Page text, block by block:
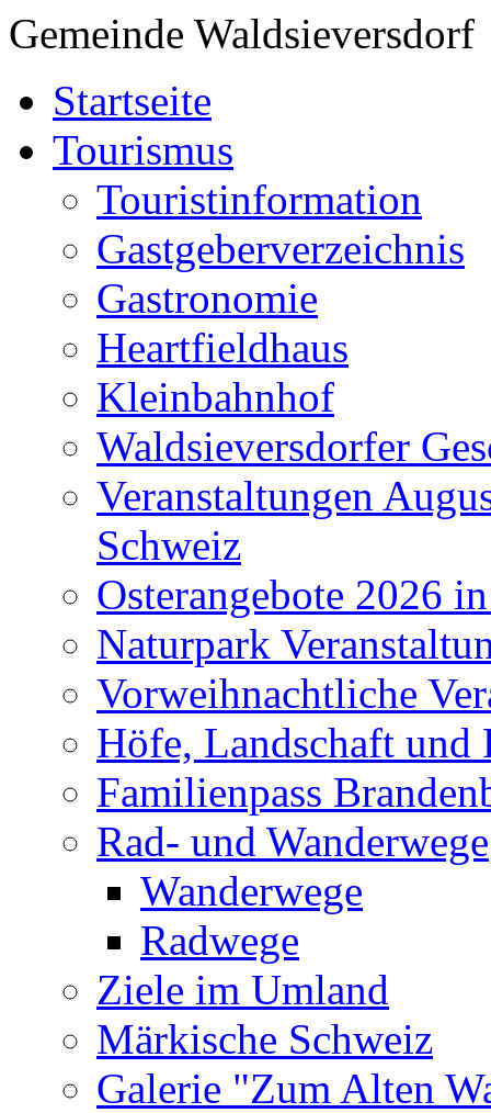
Gemeinde Waldsieversdorf
Startseite
Tourismus
Touristinformation
Gastgeberverzeichnis
Gastronomie
Heartfieldhaus
Kleinbahnhof
Waldsieversdorfer
Veranstaltungen
Schweiz
Osterangebote 2026
Naturpark
Vorweihnachtliche
Höfe, Landschaft und
Familienpass
Rad- und Wanderwege
Wanderwege
Radwege
Ziele im Umland
Märkische Schweiz
Galerie "Zum Alten